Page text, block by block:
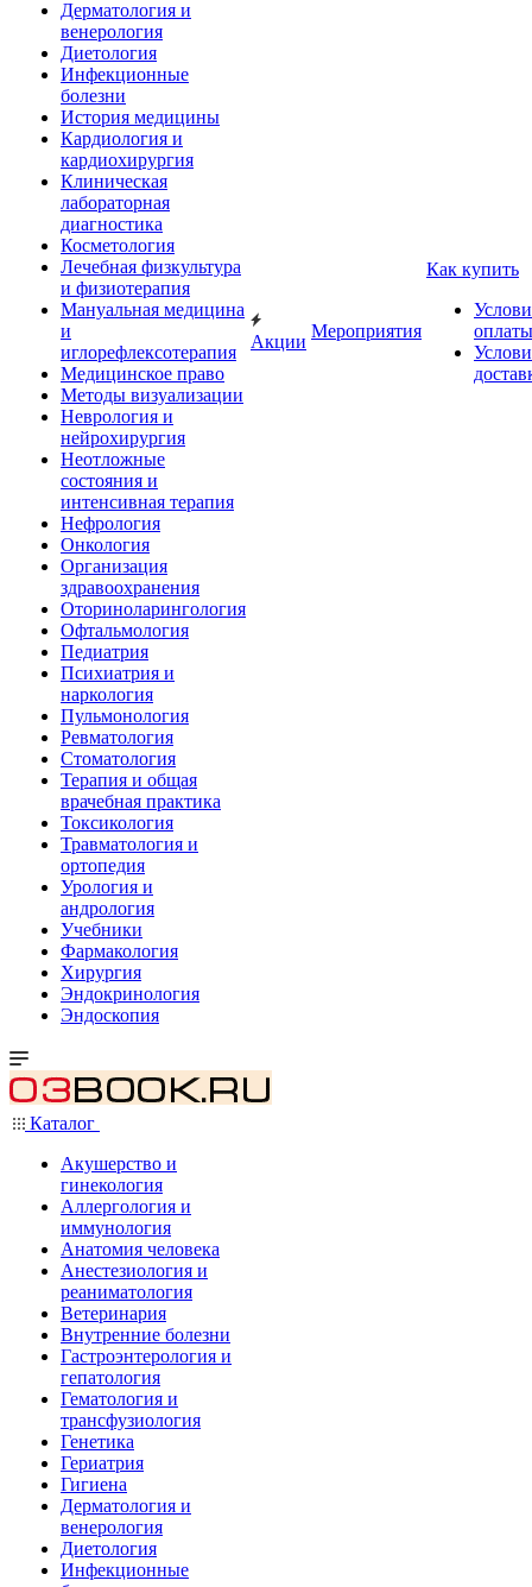
Дерматология и
венерология
Диетология
Инфекционные
болезни
История медицины
Кардиология и
кардиохирургия
Клиническая
лабораторная
диагностика
Косметология
Лечебная физкультура
и физиотерапия
Мануальная медицина
и
иглорефлексотерапия
Медицинское право
Методы визуализации
Неврология и
нейрохирургия
Неотложные
состояния и
интенсивная терапия
Нефрология
Онкология
Организация
здравоохранения
Оториноларингология
Офтальмология
Педиатрия
Психиатрия и
наркология
Пульмонология
Ревматология
Стоматология
Терапия и общая
врачебная практика
Токсикология
Травматология и
ортопедия
Урология и
андрология
Учебники
Фармакология
Хирургия
Эндокринология
Эндоскопия
Акции
Мероприятия
Как купить
оплаты
Каталог
Акушерство и
гинекология
Аллергология и
иммунология
Анатомия человека
Анестезиология и
реаниматология
Ветеринария
Внутренние болезни
Гастроэнтерология и
гепатология
Гематология и
трансфузиология
Генетика
Гериатрия
Гигиена
Дерматология и
венерология
Диетология
Инфекционные